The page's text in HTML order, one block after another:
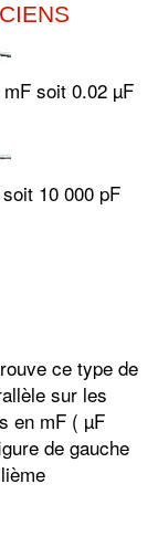
soit 0.02 µF
10 000 pF
ce type de
sur les
en mF ( µF
de gauche